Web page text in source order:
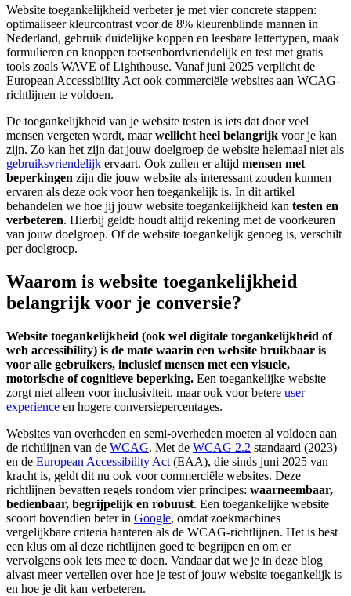
Website toegankelijkheid verbeter je met vier concrete stappen:
optimaliseer kleurcontrast voor de 8% kleurenblinde mannen in
Nederland, gebruik duidelijke koppen en leesbare lettertypen, maak
formulieren en knoppen toetsenbordvriendelijk en test met gratis
tools zoals WAVE of Lighthouse. Vanaf juni 2025 verplicht de
European Accessibility Act ook commerciële websites aan WCAG-
richtlijnen te voldoen.
De toegankelijkheid van je website testen is iets dat door veel
mensen vergeten wordt, maarwellicht heel belangrijk voor je kan
zijn. Zo kan het zijn dat jouw doelgroep de website helemaal niet als
gebruiksvriendelijk ervaart. Ook zullen er altijd mensen met
beperkingen zijn die jouw website als interessant zouden kunnen
ervaren als deze ook voor hen toegankelijk is. In dit artikel
behandelen we hoe jij jouw website toegankelijkheid kan testen en
verbeteren. Hierbij geldt: houdt altijd rekening met de voorkeuren
van jouw doelgroep. Of de website toegankelijk genoeg is, verschilt
per doelgroep.
Waarom is website toegankelijkheid
belangrijk voor je conversie?
Website toegankelijkheid (ook wel digitale toegankelijkheid of
web accessibility) is de mate waarin een website bruikbaar is
voor alle gebruikers, inclusief mensen met een visuele,
motorische of cognitieve beperking. Een toegankelijke website
zorgt niet alleen voor inclusiviteit, maar ook voor betere user
experience en hogere conversiepercentages.
Websites van overheden en semi-overheden moeten al voldoen aan
de richtlijnen van de WCAG. Met de WCAG 2.2 standaard (2023)
en de European Accessibility Act (EAA), die sinds juni 2025 van
kracht is, geldt dit nu ook voor commerciële websites. Deze
richtlijnen bevatten regels rondom vier principes: waarneembaar,
bedienbaar, begrijpelijk en robuust. Een toegankelijke website
scoort bovendien beter in Google, omdat zoekmachines
vergelijkbare criteria hanteren als de WCAG-richtlijnen. Het is best
een klus om al deze richtlijnen goed te begrijpen en om er
vervolgens ook iets mee te doen. Vandaar dat we je in deze blog
alvast meer vertellen over hoe je test of jouw website toegankelijk is
en hoe je dit kan verbeteren.